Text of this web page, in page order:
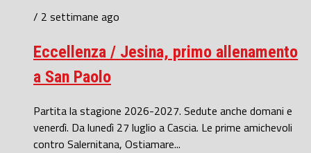
/ 2 settimane ago
Eccellenza / Jesina, primo allenamento
a San Paolo
Partita la stagione 2026-2027. Sedute anche domani e
venerdì. Da lunedì 27 luglio a Cascia. Le prime amichevoli
contro Salernitana, Ostiamare...